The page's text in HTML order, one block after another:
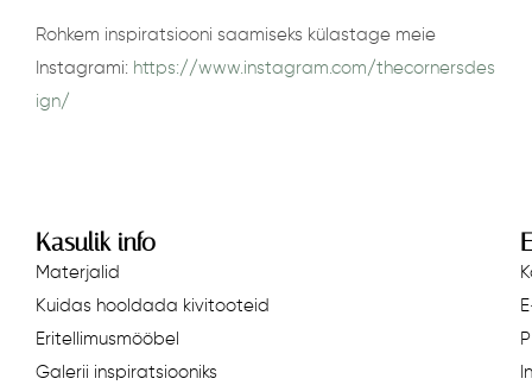
Rohkem inspiratsiooni saamiseks külastage meie
Instagrami: https://www.instagram.com/thecornersdes
ign/
Kasulik info
Materjalid
Kuidas hooldada kivitooteid
Eritellimusmööbel
Galerii inspiratsiooniks